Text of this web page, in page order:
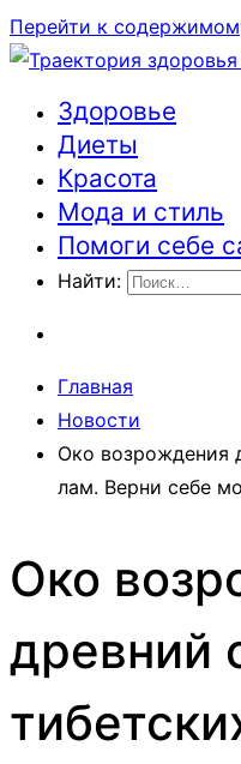
Перейти к
Траектория
Здоровье
Диеты
Красота
Мода и стиль
Помоги себе
Найти:
Главная
Новости
Око возрождения
лам. Верни себе
Око
древний